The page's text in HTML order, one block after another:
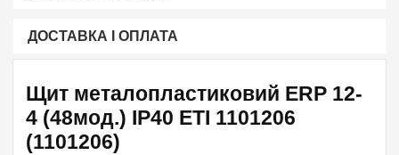
ДОСТАВКА І ОПЛАТА
Щит металопластиковий ERP 12-
4 (48мод.) IP40 ETI 1101206
(1101206)